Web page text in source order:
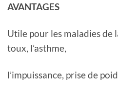
AVANTAGES
Utile pour les maladies de
toux, l’asthme,
l’impuissance, prise de